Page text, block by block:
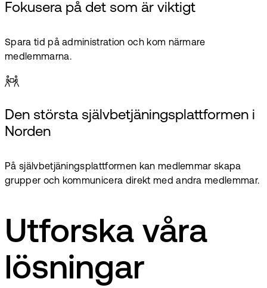
Fokusera på det som är viktigt
Spara tid på administration och kom närmare
medlemmarna.
Den största självbetjäningsplattformen i
Norden
På självbetjäningsplattformen kan medlemmar skapa
grupper och kommunicera direkt med andra medlemmar.
Utforska våra
lösningar